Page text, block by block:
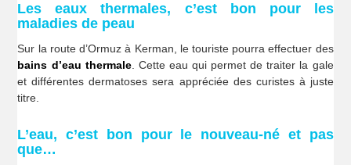
Les eaux thermales, c’est bon pour les
maladies de peau
Sur la route d’Ormuz à Kerman, le touriste pourra effectuer des
bains d’eau thermale. Cette eau qui permet de traiter la gale
et différentes dermatoses sera appréciée des curistes à juste
titre.
L’eau, c’est bon pour le nouveau-né et pas
que…